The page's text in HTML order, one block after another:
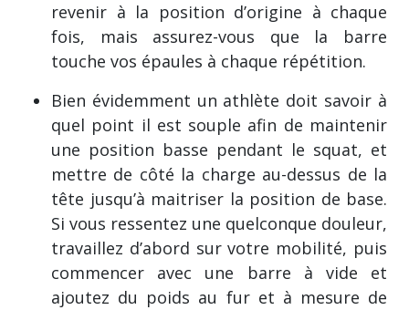
revenir à la position d’origine à chaque
fois, mais assurez-vous que la barre
touche vos épaules à chaque répétition.
Bien évidemment un athlète doit savoir à
quel point il est souple afin de maintenir
une position basse pendant le squat, et
mettre de côté la charge au-dessus de la
tête jusqu’à maitriser la position de base.
Si vous ressentez une quelconque douleur,
travaillez d’abord sur votre mobilité, puis
commencer avec une barre à vide et
ajoutez du poids au fur et à mesure de